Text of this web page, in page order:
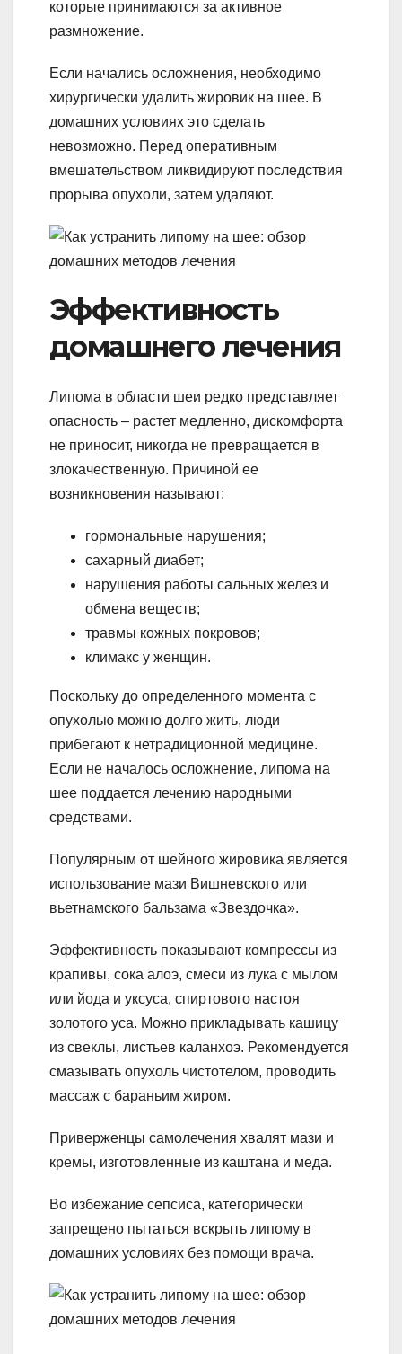
которые принимаются за активное
размножение.
Если начались осложнения, необходимо
хирургически удалить жировик на шее. В
домашних условиях это сделать
невозможно. Перед оперативным
вмешательством ликвидируют последствия
прорыва опухоли, затем удаляют.
Эффективность
домашнего лечения
Липома в области шеи редко представляет
опасность – растет медленно, дискомфорта
не приносит, никогда не превращается в
злокачественную. Причиной ее
возникновения называют:
гормональные нарушения;
сахарный диабет;
нарушения работы сальных желез и
обмена веществ;
травмы кожных покровов;
климакс у женщин.
Поскольку до определенного момента с
опухолью можно долго жить, люди
прибегают к нетрадиционной медицине.
Если не началось осложнение, липома на
шее поддается лечению народными
средствами.
Популярным от шейного жировика является
использование мази Вишневского или
вьетнамского бальзама «Звездочка».
Эффективность показывают компрессы из
крапивы, сока алоэ, смеси из лука с мылом
или йода и уксуса, спиртового настоя
золотого уса. Можно прикладывать кашицу
из свеклы, листьев каланхоэ. Рекомендуется
смазывать опухоль чистотелом, проводить
массаж с бараньим жиром.
Приверженцы самолечения хвалят мази и
кремы, изготовленные из каштана и меда.
Во избежание сепсиса, категорически
запрещено пытаться вскрыть липому в
домашних условиях без помощи врача.